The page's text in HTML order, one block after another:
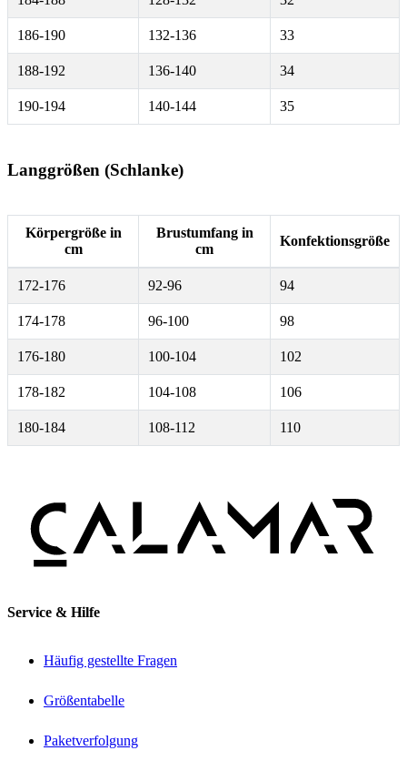
186-190 132-136 33
188-192 136-140 34
190-194 140-144 35
Langgrößen (Schlanke)
Körpergröße in
cm
Brustumfang in
cm
Konfektionsgröße
172-176 92-96 94
174-178 96-100 98
176-180 100-104 102
178-182 104-108 106
180-184 108-112 110
Service & Hilfe
Häufig gestellte Fragen
Größentabelle
Paketverfolgung